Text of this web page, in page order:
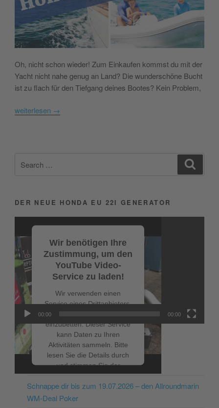
Oh, nicht schon wieder! Zum Einkaufen kommst du mit der
Yacht nicht nahe genug an Land? Die wunderschöne Bucht
ist zu flach für den Tiefgang deines Bootes? Kein Problem,
weiterlesen →
for:
DER NEUE HONDA EU 22I GENERATOR
Wir benötigen Ihre
Zustimmung, um den
YouTube Video-
Service zu laden!
Wir verwenden einen
Service eines Drittanbieters,
einzubetten. Dieser Service
kann Daten zu Ihren
Aktivitäten sammeln. Bitte
lesen Sie die Details durch
und stimmen Sie der
Nutzung des Service zu, um
dieses Video anzusehen.
00:00 00:00
NEUESTE BEITRÄGE
Schnappe dir bis zum 19.07.2026 – den Allroundmarin
WM-Deal Poker